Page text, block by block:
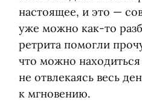
настоящее, и это —
уже можно как-то
ретрита помогли
что можно
не отвлекаясь весь
к мгновению.